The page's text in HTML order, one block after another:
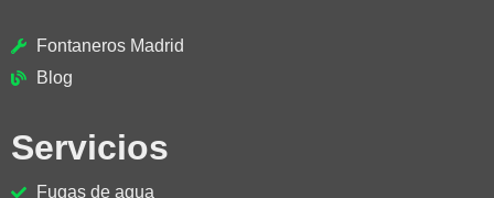
Fontaneros Madrid
Blog
Servicios
Fugas de agua